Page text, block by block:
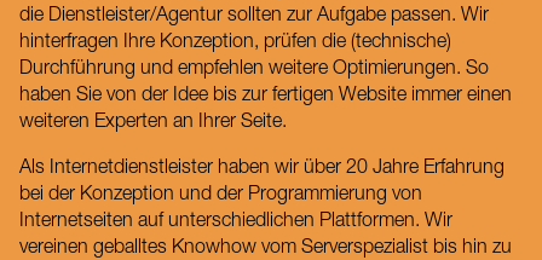
die Dienstleister/Agentur sollten zur Aufgabe passen. Wir
hinterfragen Ihre Konzeption, prüfen die (technische)
Durchführung und empfehlen weitere Optimierungen. So
haben Sie von der Idee bis zur fertigen Website immer einen
weiteren Experten an Ihrer Seite.
Als Internetdienstleister haben wir über 20 Jahre Erfahrung
bei der Konzeption und der Programmierung von
Internetseiten auf unterschiedlichen Plattformen. Wir
vereinen geballtes Knowhow vom Serverspezialist bis hin zu